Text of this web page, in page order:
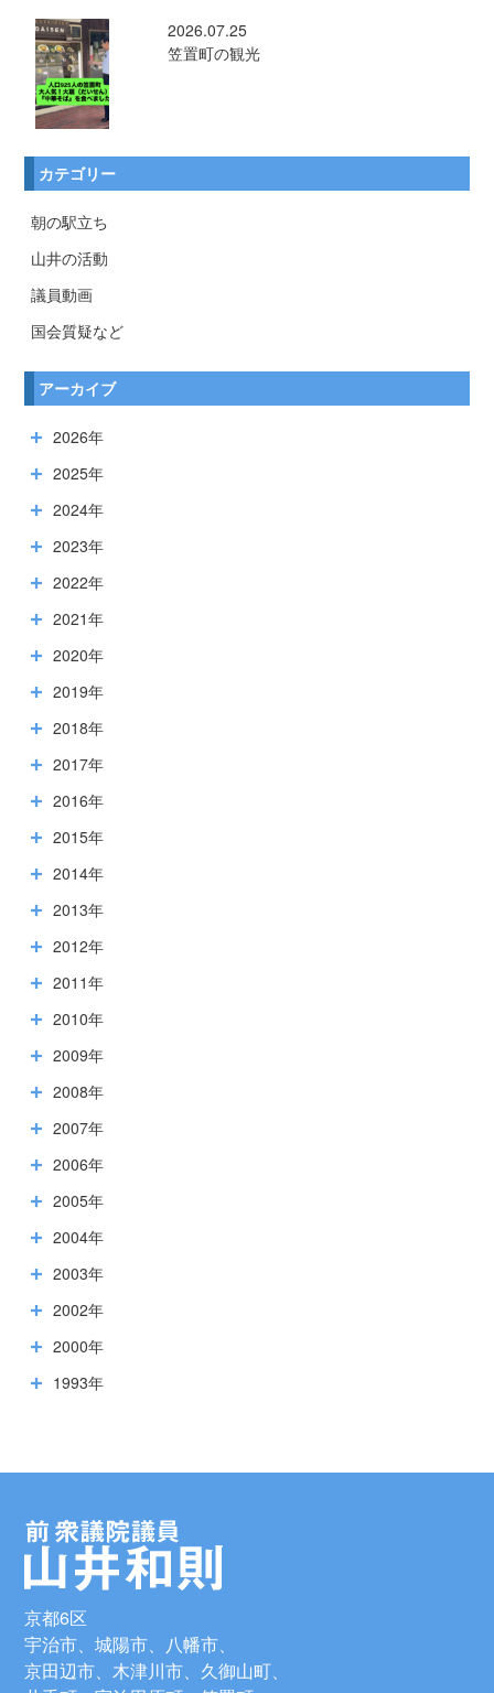
2026.07.25
笠置町の観光
カテゴリー
朝の駅立ち
山井の活動
議員動画
国会質疑など
アーカイブ
2026年
2025年
2024年
2023年
2022年
2021年
2020年
2019年
2018年
2017年
2016年
2015年
2014年
2013年
2012年
2011年
2010年
2009年
2008年
2007年
2006年
2005年
2004年
2003年
2002年
2000年
1993年
京都6区
宇治市、城陽市、八幡市、
京田辺市、木津川市、久御山町、